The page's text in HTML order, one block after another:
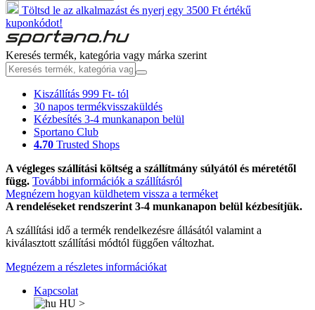
Töltsd le az alkalmazást és nyerj egy 3500 Ft értékű
kuponkódot!
Keresés termék, kategória vagy márka szerint
Kiszállítás 999 Ft- tól
30 napos termékvisszaküldés
Kézbesítés 3-4 munkanapon belül
Sportano Club
4.70 Trusted Shops
A végleges szállítási költség a szállítmány súlyától és méretétől
függ. További információk a szállításról
Megnézem hogyan küldhetem vissza a terméket
A rendeléseket rendszerint 3-4 munkanapon belül kézbesítjük.
A szállítási idő a termék rendelkezésre állásától valamint a
kiválasztott szállítási módtól függően változhat.
Megnézem a részletes információkat
Kapcsolat
HU >